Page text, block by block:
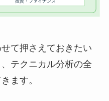
て押さえておきたい
テクニカル分析の全
ます。